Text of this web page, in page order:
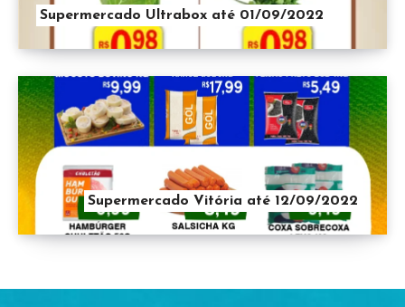
Supermercado Ultrabox até 01/09/2022
Supermercado Vitória até 12/09/2022